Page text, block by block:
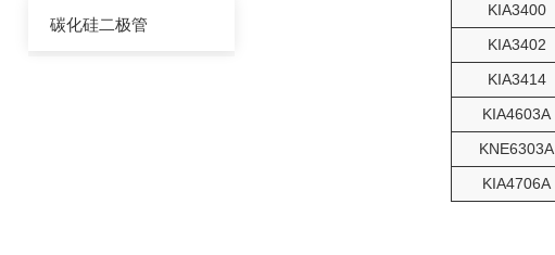
碳化硅二极管
KIA3400
KIA3402
KIA3414
KIA4603A
KNE6303A
KIA4706A